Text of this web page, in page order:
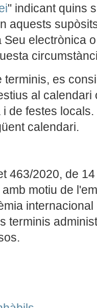
" indicant quins
aquests
electrònica
terminis, es
al
de festes
calendari.
463/2020, de
motiu de
terminis